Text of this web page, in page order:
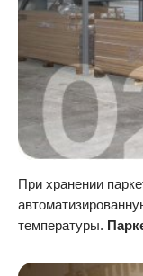
При хранении
температуры.